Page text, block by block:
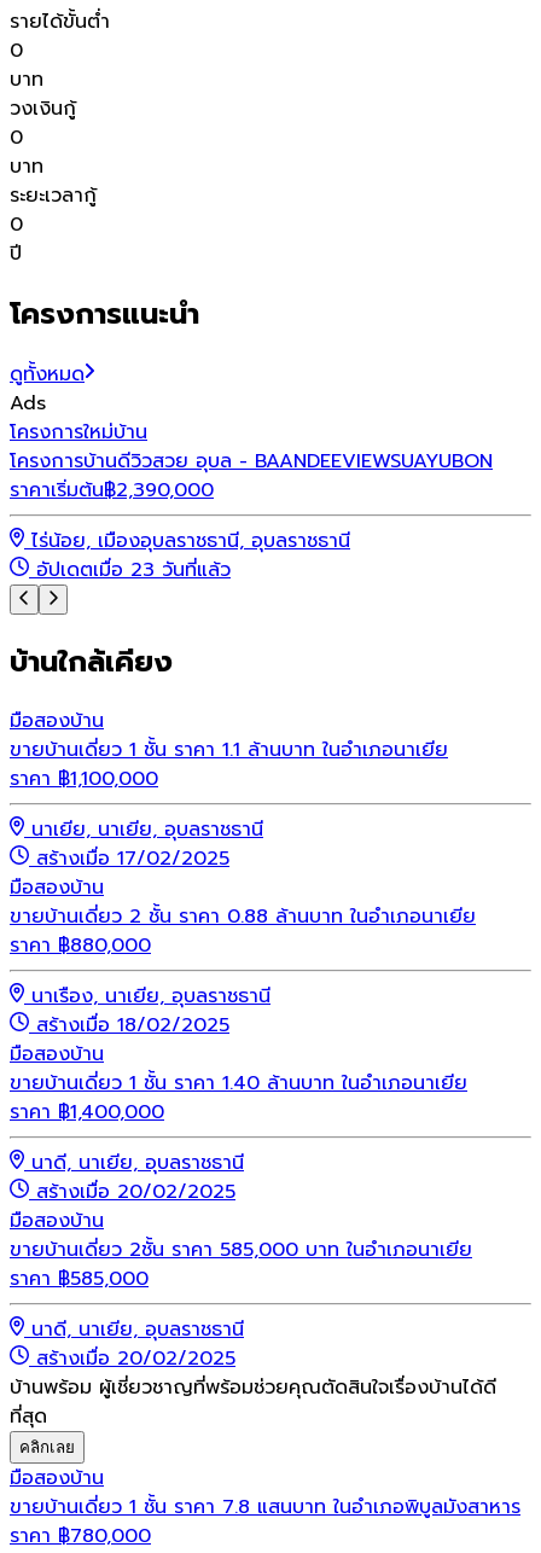
รายได้ขั้นต่ำ
0
บาท
วงเงินกู้
0
บาท
ระยะเวลากู้
0
ปี
โครงการแนะนำ
ดูทั้งหมด
Ads
โครงการใหม่บ้าน
โครงการบ้านดีวิวสวย อุบล - BAANDEEVIEWSUAYUBON
ราคาเริ่มต้น฿2,390,000
ไร่น้อย, เมืองอุบลราชธานี, อุบลราชธานี
อัปเดตเมื่อ 23 วันที่แล้ว
บ้านใกล้เคียง
มือสองบ้าน
ขายบ้านเดี่ยว 1 ชั้น ราคา 1.1 ล้านบาท ในอำเภอนาเยีย
ราคา ฿1,100,000
นาเยีย, นาเยีย, อุบลราชธานี
สร้างเมื่อ 17/02/2025
มือสองบ้าน
ขายบ้านเดี่ยว 2 ชั้น ราคา 0.88 ล้านบาท ในอำเภอนาเยีย
ราคา ฿880,000
นาเรือง, นาเยีย, อุบลราชธานี
สร้างเมื่อ 18/02/2025
มือสองบ้าน
ขายบ้านเดี่ยว 1 ชั้น ราคา 1.40 ล้านบาท ในอำเภอนาเยีย
ราคา ฿1,400,000
นาดี, นาเยีย, อุบลราชธานี
สร้างเมื่อ 20/02/2025
มือสองบ้าน
ขายบ้านเดี่ยว 2ชั้น ราคา 585,000 บาท ในอำเภอนาเยีย
ราคา ฿585,000
นาดี, นาเยีย, อุบลราชธานี
สร้างเมื่อ 20/02/2025
บ้านพร้อม ผู้เชี่ยวชาญที่พร้อมช่วยคุณตัดสินใจเรื่องบ้านได้ดี
ที่สุด
คลิกเลย
มือสองบ้าน
ขายบ้านเดี่ยว 1 ชั้น ราคา 7.8 แสนบาท ในอำเภอพิบูลมังสาหาร
ราคา ฿780,000